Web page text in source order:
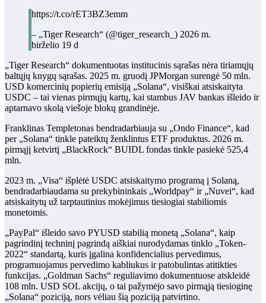
https://t.co/rET3BZ3emm
– „Tiger Research“ (@tiger_research_) 2026 m.
birželio 19 d
„Tiger Research“ dokumentuotas institucinis sąrašas nėra tiriamųjų
baltųjų knygų sąrašas. 2025 m. gruodį JPMorgan surengė 50 mln.
USD komercinių popierių emisiją „Solana“, visiškai atsiskaityta
USDC – tai vienas pirmųjų kartų, kai stambus JAV bankas išleido ir
aptarnavo skolą viešoje blokų grandinėje.
Franklinas Templetonas bendradarbiauja su „Ondo Finance“, kad
per „Solana“ tinkle pateiktų ženklintus ETF produktus. 2026 m.
pirmąjį ketvirtį „BlackRock“ BUIDL fondas tinkle pasiekė 525,4
mln.
2023 m. „Visa“ išplėtė USDC atsiskaitymo programą į Solaną,
bendradarbiaudama su prekybininkais „Worldpay“ ir „Nuvei“, kad
atsiskaitytų už tarptautinius mokėjimus tiesiogiai stabiliomis
monetomis.
„PayPal“ išleido savo PYUSD stabilią monetą „Solana“, kaip
pagrindinį techninį pagrindą aiškiai nurodydamas tinklo „Token-
2022“ standartą, kuris įgalina konfidencialius pervedimus,
programuojamus pervedimo kabliukus ir patobulintas atitikties
funkcijas. „Goldman Sachs“ reguliavimo dokumentuose atskleidė
108 mln. USD SOL akcijų, o tai pažymėjo savo pirmąją tiesioginę
„Solana“ poziciją, nors vėliau šią poziciją patvirtino.